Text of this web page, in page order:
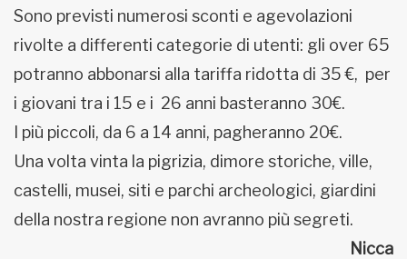
Sono previsti numerosi sconti e agevolazioni
rivolte a differenti categorie di utenti: gli over 65
potranno abbonarsi alla tariffa ridotta di 35 €, per
i giovani tra i 15 e i 26 anni basteranno 30€.
I più piccoli, da 6 a 14 anni, pagheranno 20€.
Una volta vinta la pigrizia, dimore storiche, ville,
castelli, musei, siti e parchi archeologici, giardini
della nostra regione non avranno più segreti.
Nicca